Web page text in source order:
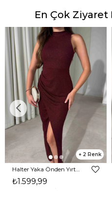
En Çok
2
Halter Yaka Önden Yırtmaçlı Midi Boy Bordo Hasre Kadın Elbise 26Y502
₺1.599,99